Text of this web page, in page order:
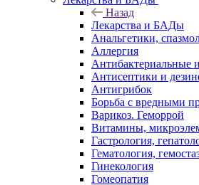
Назад
Лекарства и БАДы
Анальгетики,
Аллергия
Антибактериальные
Антисептики и
Антигрибок
Борьба с вредными
Варикоз. Геморрой
Витамины,
Гастрология,
Гематология,
Гинекология
Гомеопатия